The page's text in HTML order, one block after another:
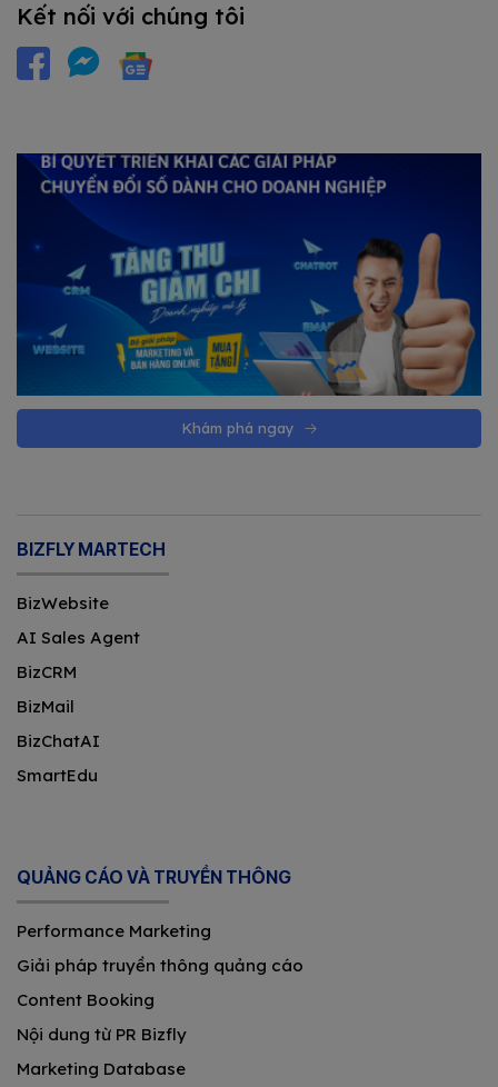
Kết nối với chúng tôi
Khám phá ngay
BIZFLY MARTECH
BizWebsite
AI Sales Agent
BizCRM
BizMail
BizChatAI
SmartEdu
QUẢNG CÁO VÀ TRUYỀN THÔNG
Performance Marketing
Giải pháp truyền thông quảng cáo
Content Booking
Nội dung từ PR Bizfly
Marketing Database